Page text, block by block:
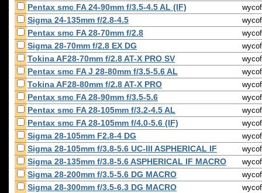
Pentax smc FA 24-90mm f/3.5-4.5 AL (IF)
Sigma 24-135mm f/2.8-4.5
Pentax smc FA 28-70mm f/2.8
Sigma 28-70mm f/2.8 EX DG
Tokina AF28-70mm f/2.8 AT-X PRO SV
Pentax smc FA J 28-80mm f/3.5-5.6 AL
Tokina AF28-80mm f/2.8 AT-X PRO
Pentax smc FA 28-90mm f/3.5-5.6
Pentax smc FA 28-105mm f/3.2-4.5 AL
Pentax smc FA 28-105mm f/4.0-5.6 (IF)
Sigma 28-105mm F2.8-4 DG
Sigma 28-105mm f/3.8-5.6 UC-III ASPHERICAL IF
Sigma 28-135mm f/3.8-5.6 ASPHERICAL IF MACRO
Sigma 28-200mm f/3.5-5.6 DG MACRO
Sigma 28-300mm f/3.5-6.3 DG MACRO